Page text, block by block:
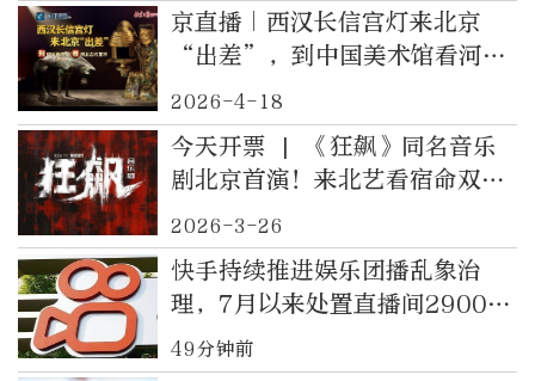
京直播｜西汉长信宫灯来北京
“出差”，到中国美术馆看河北
古代艺术
2026-4-18
今天开票 | 《狂飙》同名音乐
剧北京首演！来北艺看宿命双雄
的音乐对飙
2026-3-26
快手持续推进娱乐团播乱象治
理，7月以来处置直播间2900余
个
49分钟前